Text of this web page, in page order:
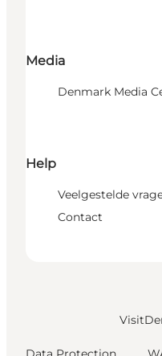
Media
Denmark Media
Help
Veelgestelde
Contact